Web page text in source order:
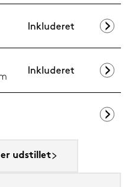
Inkluderet
Inkluderet
udstillet